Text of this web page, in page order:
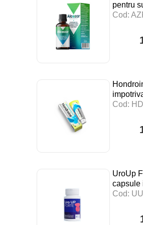
pentru
Cod:
Cod:
UroUp
capsule
Cod: